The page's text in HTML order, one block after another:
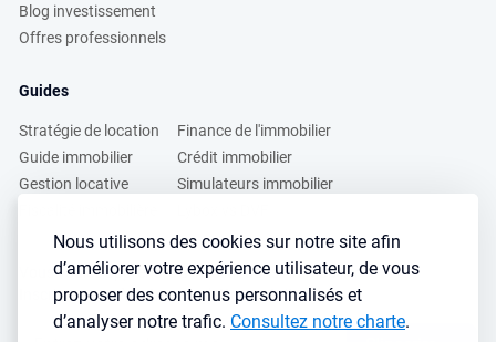
Nous utilisons des cookies sur notre site afin
d’améliorer votre expérience utilisateur, de vous
proposer des contenus personnalisés et
d’analyser notre trafic. Consultez notre charte.
Blog investissement
Offres professionnels
Guides
Stratégie de location
Guide immobilier
Gestion locative
Finance de l'immobilier
Crédit immobilier
Simulateurs immobilier
Vous voulez apprendre à investir dans l’immobilier ?
Inscrivez vous à notre newsletter gratuite :